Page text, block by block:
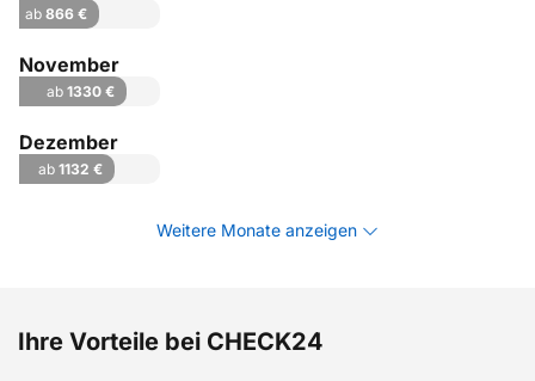
ab866 €
November
ab 1330 €
Dezember
ab1132 €
Weitere Monate anzeigen
Ihre Vorteile bei CHECK24